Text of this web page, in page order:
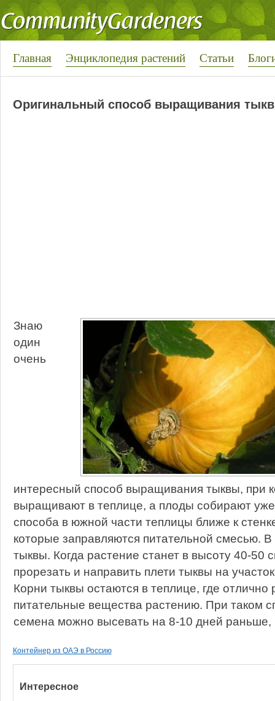
Главная Энциклопедия растений Статьи
Оригинальный способ выращивания
Знаю
один
очень
интересный способ выращивания тыквы, при
выращивают в теплице, а плоды собирают
способа в южной части теплицы ближе к
которые заправляются питательной смесью.
тыквы. Когда растение станет в высоту 40-50
прорезать и направить плети тыквы на
Корни тыквы остаются в теплице, где отлично
питательные вещества растению. При таком
семена можно высевать на 8-10 дней раньше,
Контейнер из ОАЭ в Россию
Интересное